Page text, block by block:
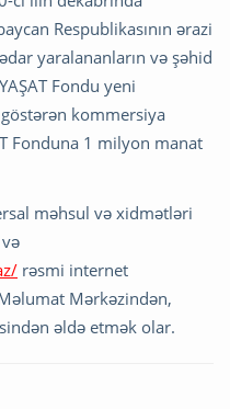
Respublikasının ərazi
yaralananların və şəhid
Fondu yeni
kommersiya
Fonduna 1 milyon manat
məhsul və xidmətləri
rəsmi internet
Mərkəzindən,
əldə etmək olar.